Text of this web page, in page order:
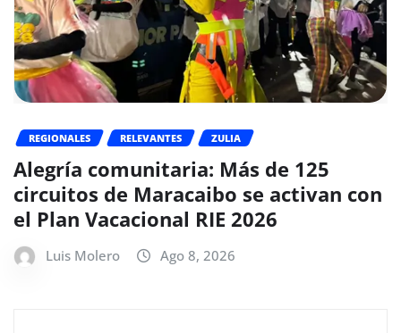
REGIONALES RELEVANTES ZULIA
Alegría comunitaria: Más de 125
circuitos de Maracaibo se activan con
el Plan Vacacional RIE 2026
Luis Molero Ago 8, 2026